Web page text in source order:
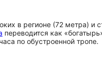
в регионе (72 метра) и
переводится как
по обустроенной тропе.